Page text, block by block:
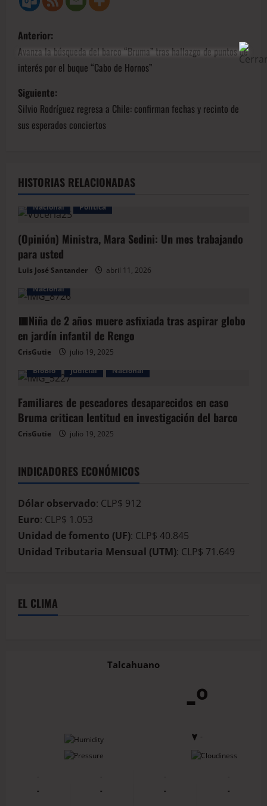
Anterior:
Avanza la búsqueda del barco “Bruma” tras hallazgo de puntos de
interés por el buque “Cabo de Hornos”
Siguiente:
Silvio Rodríguez regresa a Chile: confirman fechas y recinto de
sus esperados conciertos
HISTORIAS RELACIONADAS
Nacional Política
(Opinión) Ministra, Mara Sedini: Un mes trabajando
para usted
Luis José Santander
abril 11, 2026
Nacional
🟥Niña de 2 años muere asfixiada tras aspirar globo
en jardín infantil de Rengo
CrisGutie
julio 19, 2025
BioBio
Judicial Nacional
Familiares de pescadores desaparecidos en caso
Bruma critican lentitud en investigación del barco
CrisGutie julio 19, 2025
INDICADORES ECONÓMICOS
Dólar observado: CLP$ 912
Euro: CLP$ 1.053
Unidad de fomento (UF): CLP$ 40.845
Unidad Tributaria Mensual (UTM): CLP$ 71.649
EL CLIMA
Talcahuano
-º
-
-
-
-
-
-
-
-
-
-
-
-